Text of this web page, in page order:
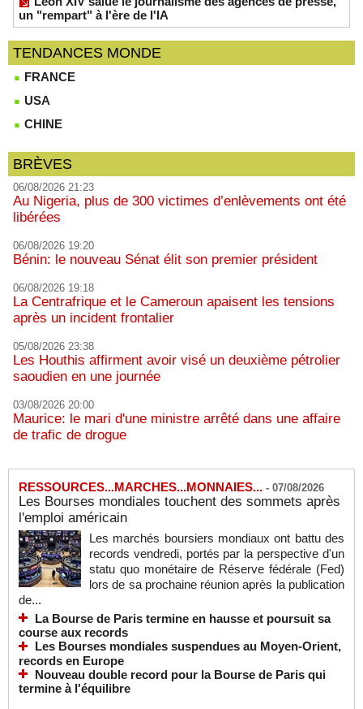
un "rempart" à l'ère de l'IA
TENDANCES MONDE
FRANCE
USA
CHINE
BRÈVES
06/08/2026 21:23
Au Nigeria, plus de 300 victimes d’enlèvements ont été
libérées
06/08/2026 19:20
Bénin: le nouveau Sénat élit son premier président
06/08/2026 19:18
La Centrafrique et le Cameroun apaisent les tensions
après un incident frontalier
05/08/2026 23:38
Les Houthis affirment avoir visé un deuxième pétrolier
saoudien en une journée
03/08/2026 20:00
Maurice: le mari d'une ministre arrêté dans une affaire
de trafic de drogue
RESSOURCES...MARCHES...MONNAIES... - 07/08/2026
Les Bourses mondiales touchent des sommets après
l'emploi américain
Les marchés boursiers mondiaux ont battu des
records vendredi, portés par la perspective d'un
statu quo monétaire de Réserve fédérale (Fed)
lors de sa prochaine réunion après la publication
de...
La Bourse de Paris termine en hausse et poursuit sa
course aux records
Les Bourses mondiales suspendues au Moyen-Orient,
records en Europe
Nouveau double record pour la Bourse de Paris qui
termine à l'équilibre